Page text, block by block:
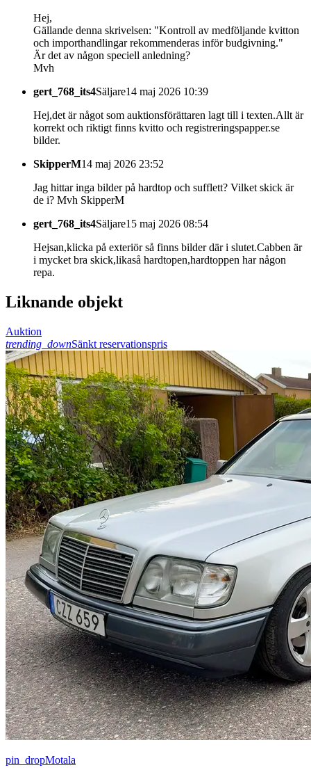
Hej,
Gällande denna skrivelsen: "Kontroll av medföljande kvitton
och importhandlingar rekommenderas inför budgivning."
Är det av någon speciell anledning?
Mvh
gert_768_its4Säljare14 maj 2026 10:39
Hej,det är något som auktionsförättaren lagt till i texten.Allt är
korrekt och riktigt finns kvitto och registreringspapper.se
bilder.
SkipperM14 maj 2026 23:52
Jag hittar inga bilder på hardtop och sufflett? Vilket skick är
de i? Mvh SkipperM
gert_768_its4Säljare15 maj 2026 08:54
Hejsan,klicka på exteriör så finns bilder där i slutet.Cabben är
i mycket bra skick,likaså hardtopen,hardtoppen har någon
repa.
Liknande objekt
Auktion
trending_downSänkt reservationspris
pin_dropMotala